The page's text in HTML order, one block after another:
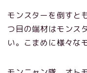
モンスターを倒すと
つ目の端材はモンス
い。こまめに様々な